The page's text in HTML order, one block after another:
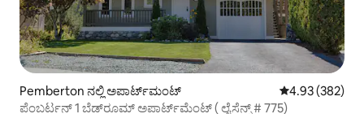
Pemberton ನಲ್ಲಿ ಅಪಾರ್ಟ್‌ಮಂಟ್ 5 ರಲ್ಲಿ 4.93
4.93 (382)
ಪೆಂಬರ್ಟನ್ 1 ಬೆಡ್‌ರೂಮ್ ಅಪಾರ್ಟ್‌ಮೆಂಟ್ ( ಲೈಸೆನ್ಸ್ # 775)